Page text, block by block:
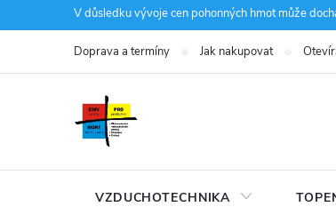
na
V důsledku vývoje cen pohonných hmot může
Doprava a termíny Jak nakupovat
VZDUCHOTECHNIKA